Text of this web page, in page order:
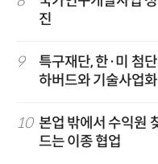
진
9
특구재단, 한·미 첨
하버드와 기술사업
10 본업 밖에서 수익원
드는 이종 협업